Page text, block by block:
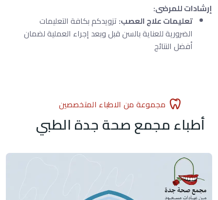
إرشادات للمرضى:
تعليمات علاج العصب: تزويدكم بكافة التعليمات
الضرورية للعناية بالسن قبل وبعد إجراء العملية لضمان
أفضل النتائج
مجموعة من الاطباء المتخصصين
أطباء مجمع صحة جدة الطبي